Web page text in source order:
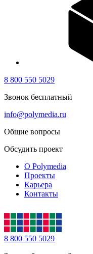
8 800 550 5029
Звонок бесплатный
info@polymedia.ru
Общие вопросы
Обсудить проект
О Polymedia
Проекты
Карьера
Контакты
8 800 550 5029